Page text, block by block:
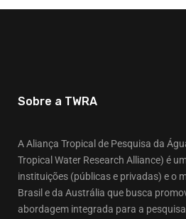
Sobre a TWRA
A Aliança Tropical de Pesquisa da
Tropical Water Research Alliance) é
instituições (públicas e privadas) e o
Brasil e da Austrália que busca
abordagem integrada para a